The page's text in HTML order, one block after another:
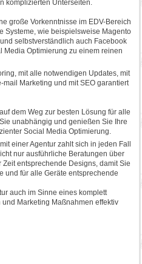
komplizierten Unterseiten.
große Vorkenntnisse im EDV-Bereich
Systeme, wie beispielsweise Magento
selbstverständlich auch Facebook
Media Optimierung zu einem reinen
mit alle notwendigen Updates, mit
Marketing und mit SEO garantiert
dem Weg zur besten Lösung für alle
unabhängig und genießen Sie Ihre
Social Media Optimierung.
einer Agentur zahlt sich in jeden Fall
nur ausführliche Beratungen über
entsprechende Designs, damit Sie
und für alle Geräte entsprechende
auch im Sinne eines komplett
Marketing Maßnahmen effektiv